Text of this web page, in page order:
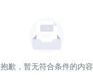
抱歉，暂无符合条件的内容